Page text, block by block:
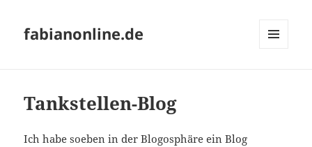
fabianonline.de
Tankstellen-Blog
Ich habe soeben in der Blogosphäre ein Blog